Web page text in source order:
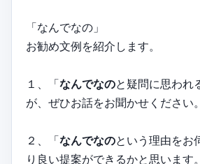
「なんでなの」
お勧め文例を紹介します。
１、「なんでなのと疑問に思われ
が、ぜひお話をお聞かせください
２、「なんでなのという理由をお
り良い提案ができるかと思います